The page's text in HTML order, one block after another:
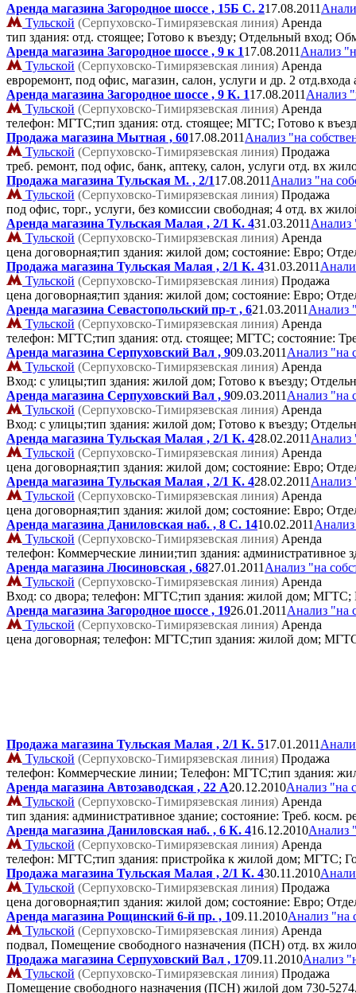
Аренда магазина Загородное шоссе , 15Б C. 217.08.2011
Тульской (Серпуховско-Тимирязевская линия) Аренда
тип здания: отд. стоящее; Готово к въезду; Отдельный вход;
Аренда магазина Загородное шоссе , 9 к 117.08.2011 Анализ
Тульской (Серпуховско-Тимирязевская линия) Аренда
евроремонт, под офис, магазин, салон, услуги и др. 2
Аренда магазина Загородное шоссе , 9 К. 117.08.2011 Анализ
Тульской (Серпуховско-Тимирязевская линия) Аренда
телефон: МГТС;тип здания: отд. стоящее; МГТС; Готово к
Продажа магазина Мытная , 6017.08.2011 Анализ "на
Тульской (Серпуховско-Тимирязевская линия) Продажа
треб. ремонт, под офис, банк, аптеку, салон, услуги отд. вх
Продажа магазина Тульская М. , 2/117.08.2011 Анализ "на
Тульской (Серпуховско-Тимирязевская линия) Продажа
под офис, торг., услуги, без комиссии свободная; 4 отд. вх
Аренда магазина Тульская Малая , 2/1 К. 431.03.2011 Анализ
Тульской (Серпуховско-Тимирязевская линия) Аренда
цена договорная;тип здания: жилой дом; состояние: Евро;
Продажа магазина Тульская Малая , 2/1 К. 431.03.2011
Тульской (Серпуховско-Тимирязевская линия) Продажа
цена договорная;тип здания: жилой дом; состояние: Евро;
Аренда магазина Севастопольский пр-т , 621.03.2011 Анализ
Тульской (Серпуховско-Тимирязевская линия) Аренда
телефон: МГТС;тип здания: отд. стоящее; МГТС; состояние:
Аренда магазина Серпуховский Вал , 909.03.2011 Анализ "на
Тульской (Серпуховско-Тимирязевская линия) Аренда
Вход: с улицы;тип здания: жилой дом; Готово к въезду;
Аренда магазина Серпуховский Вал , 909.03.2011 Анализ "на
Тульской (Серпуховско-Тимирязевская линия) Аренда
Вход: с улицы;тип здания: жилой дом; Готово к въезду;
Аренда магазина Тульская Малая , 2/1 К. 428.02.2011 Анализ
Тульской (Серпуховско-Тимирязевская линия) Аренда
цена договорная;тип здания: жилой дом; состояние: Евро;
Аренда магазина Тульская Малая , 2/1 К. 428.02.2011 Анализ
Тульской (Серпуховско-Тимирязевская линия) Аренда
цена договорная;тип здания: жилой дом; состояние: Евро;
Аренда магазина Даниловская наб. , 8 C. 1410.02.2011
Тульской (Серпуховско-Тимирязевская линия) Аренда
телефон: Коммерческие линии;тип здания:
Аренда магазина Люсиновская , 6827.01.2011 Анализ "на
Тульской (Серпуховско-Тимирязевская линия) Аренда
Вход: со двора; телефон: МГТС;тип здания: жилой дом; МГТС;
Аренда магазина Загородное шоссе , 1926.01.2011 Анализ "на
Тульской (Серпуховско-Тимирязевская линия) Аренда
цена договорная; телефон: МГТС;тип здания: жилой дом;
Продажа магазина Тульская Малая , 2/1 К. 517.01.2011
Тульской (Серпуховско-Тимирязевская линия) Продажа
телефон: Коммерческие линии; Телефон: МГТС;тип здания:
Аренда магазина Автозаводская , 22 А20.12.2010Анализ "на
Тульской (Серпуховско-Тимирязевская линия) Аренда
тип здания: административное здание; состояние: Треб.
Аренда магазина Даниловская наб. , 6 К. 416.12.2010Анализ
Тульской (Серпуховско-Тимирязевская линия) Аренда
телефон: МГТС;тип здания: пристройка к жилой дом; МГТС;
Продажа магазина Тульская Малая , 2/1 К. 430.11.2010
Тульской (Серпуховско-Тимирязевская линия) Продажа
цена договорная;тип здания: жилой дом; состояние: Евро;
Аренда магазина Рощинский 6-й пр. , 109.11.2010Анализ "на
Тульской (Серпуховско-Тимирязевская линия) Аренда
подвал, Помещение свободного назначения (ПСН) отд. вх
Продажа магазина Серпуховский Вал , 1709.11.2010Анализ
Тульской (Серпуховско-Тимирязевская линия) Продажа
Помещение свободного назначения (ПСН) жилой дом 730-